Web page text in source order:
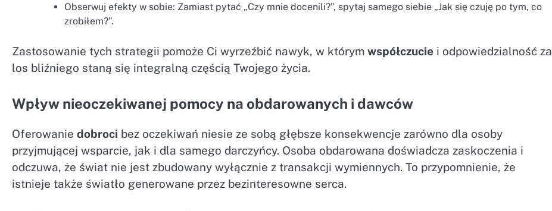
Obserwuj efekty w sobie: Zamiast pytać „Czy mnie docenili?”, spytaj samego siebie „Jak się czuję po tym, co
zrobiłem?”.
Zastosowanie tych strategii pomoże Ci wyrzeźbić nawyk, w którym współczucie i odpowiedzialność za
los bliźniego staną się integralną częścią Twojego życia.
Wpływ nieoczekiwanej pomocy na obdarowanych i dawców
Oferowanie dobroci bez oczekiwań niesie ze sobą głębsze konsekwencje zarówno dla osoby
przyjmującej wsparcie, jak i dla samego darczyńcy. Osoba obdarowana doświadcza zaskoczenia i
odczuwa, że świat nie jest zbudowany wyłącznie z transakcji wymiennych. To przypomnienie, że
istnieje także światło generowane przez bezinteresowne serca.